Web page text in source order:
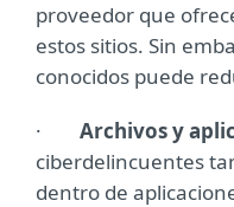
proveedor que
estos sitios. Sin
conocidos puede
· Archivos y
ciberdelincuentes
dentro de